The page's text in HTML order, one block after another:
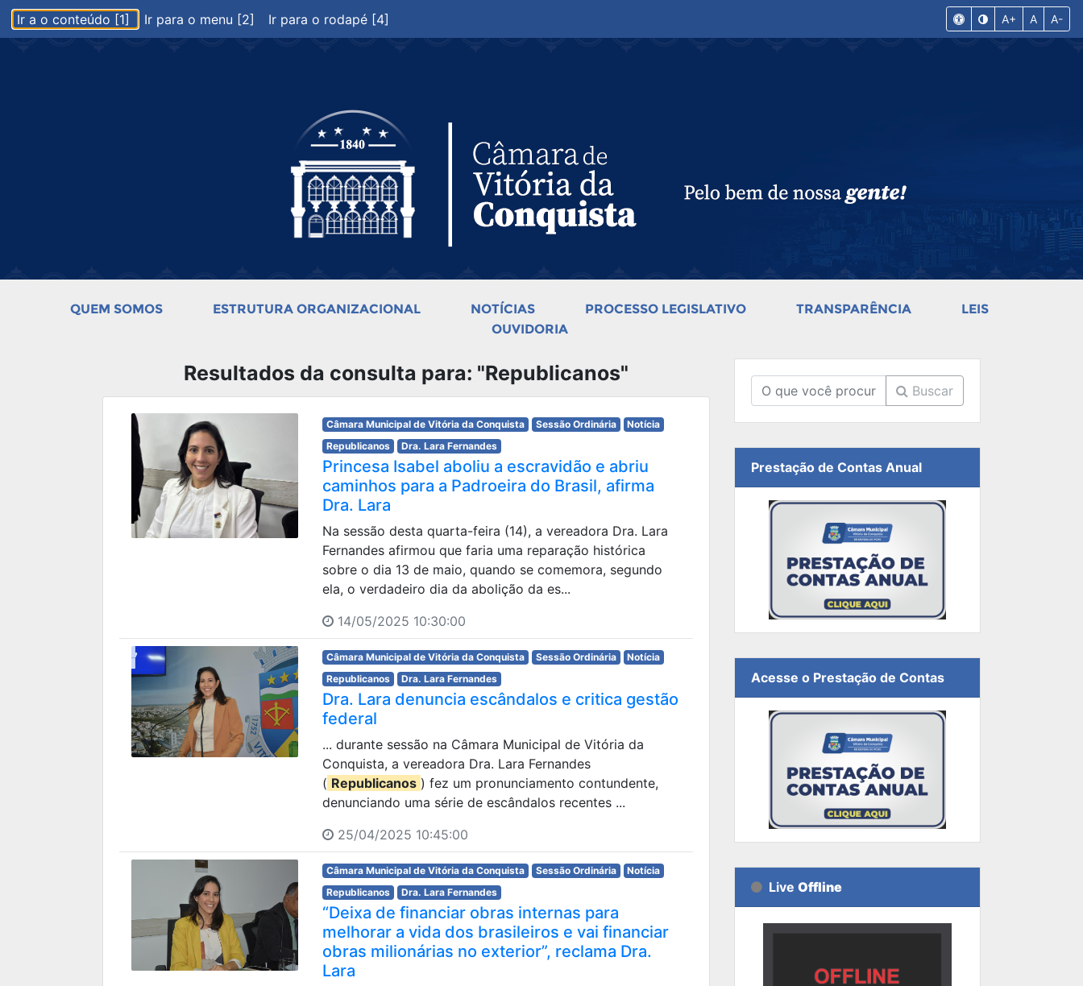
Ir a o conteúdo [1] Ir para o menu [2] Ir para o rodapé [4] A+ A A-
QUEM SOMOS ESTRUTURA ORGANIZACIONAL NOTÍCIAS PROCESSO LEGISLATIVO TRANSPARÊNCIA
LEIS
OUVIDORIA
Resultados da consulta para: "Republicanos"
Câmara Municipal de Vitória da Conquista Sessão Ordinária
Notícia
Republicanos
Dra. Lara Fernandes
Princesa Isabel aboliu a escravidão e abriu
caminhos para a Padroeira do Brasil, afirma
Dra. Lara
Na sessão desta quarta-feira (14), a vereadora Dra. Lara
Fernandes afirmou que faria uma reparação histórica
sobre o dia 13 de maio, quando se comemora, segundo
ela, o verdadeiro dia da abolição da es...
14/05/2025 10:30:00
Câmara Municipal de Vitória da Conquista Sessão Ordinária
Notícia
Republicanos
Dra. Lara Fernandes
Dra. Lara denuncia escândalos e critica gestão
federal
... durante sessão na Câmara Municipal de Vitória da
Conquista, a vereadora Dra. Lara Fernandes
( Republicanos ) fez um pronunciamento contundente,
denunciando uma série de escândalos recentes ...
25/04/2025 10:45:00
Câmara Municipal de Vitória da Conquista Sessão Ordinária
Notícia
Republicanos
Dra. Lara Fernandes
“Deixa de financiar obras internas para
melhorar a vida dos brasileiros e vai financiar
obras milionárias no exterior”, reclama Dra.
Lara
Buscar
Prestação de Contas Anual
Acesse o Prestação de Contas
Live Offline